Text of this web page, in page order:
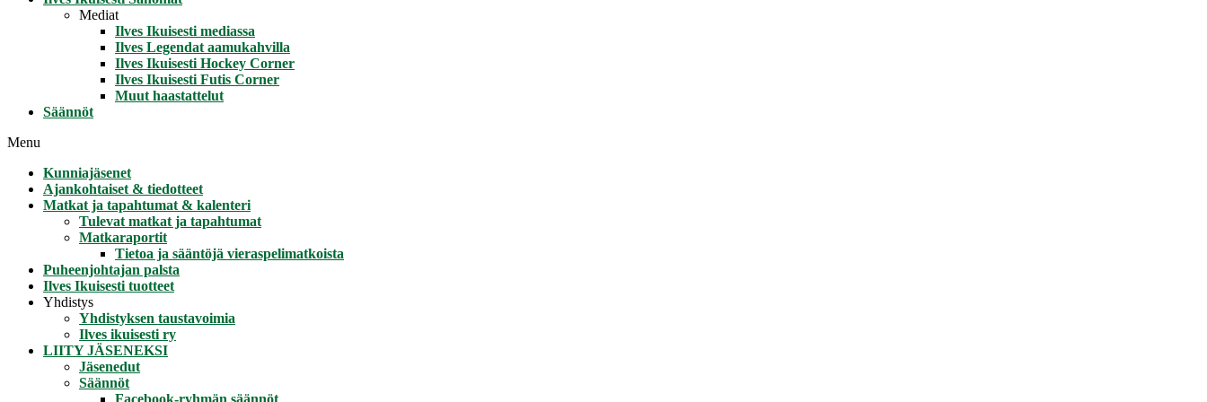
Mediat
Ilves Ikuisesti mediassa
Ilves Legendat aamukahvilla
Ilves Ikuisesti Hockey Corner
Ilves Ikuisesti Futis Corner
Muut haastattelut
Säännöt
Menu
Kunniajäsenet
Ajankohtaiset & tiedotteet
Matkat ja tapahtumat & kalenteri
Tulevat matkat ja tapahtumat
Matkaraportit
Tietoa ja sääntöjä vieraspelimatkoista
Puheenjohtajan palsta
Ilves Ikuisesti tuotteet
Yhdistys
Yhdistyksen taustavoimia
Ilves ikuisesti ry
LIITY JÄSENEKSI
Jäsenedut
Säännöt
Facebook-ryhmän säännöt